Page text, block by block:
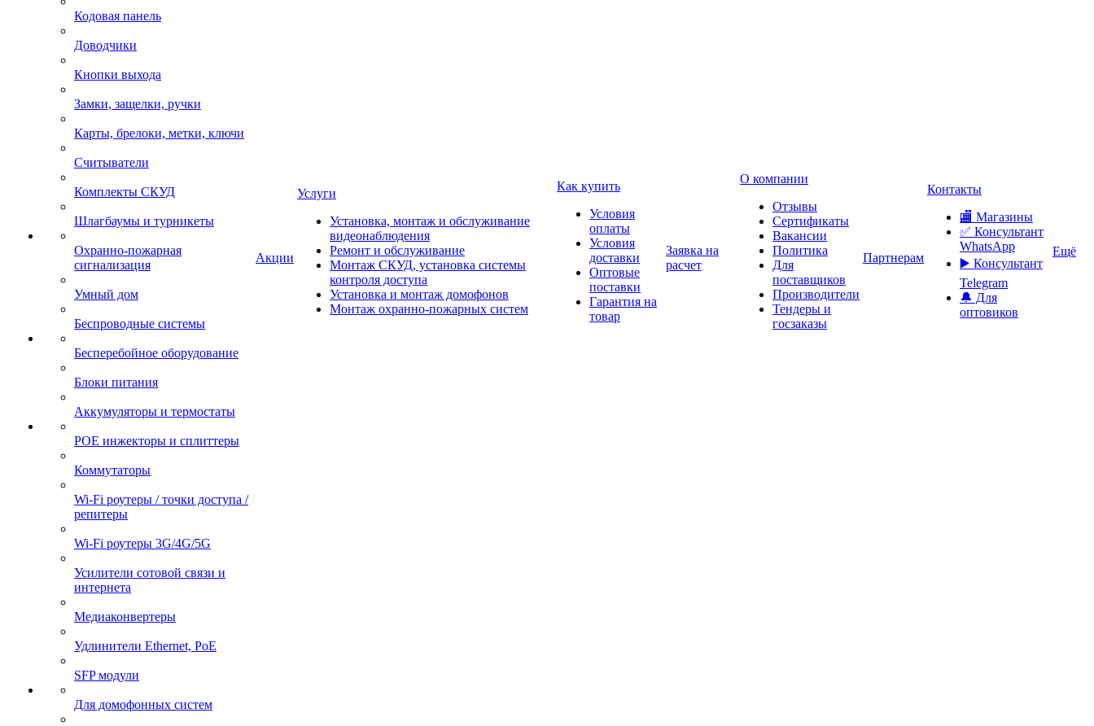
Кодовая панель
Доводчики
Кнопки выхода
Замки, защелки, ручки
Карты, брелоки, метки, ключи
Считыватели
Комплекты СКУД
Шлагбаумы и турникеты
Охранно-пожарная
сигнализация
Умный дом
Беспроводные системы
Бесперебойное оборудование
Блоки питания
Аккумуляторы и термостаты
POE инжекторы и сплиттеры
Коммутаторы
Wi-Fi роутеры / точки доступа /
репитеры
Wi-Fi роутеры 3G/4G/5G
Усилители сотовой связи и
интернета
Медиаконвертеры
Удлинители Ethernet, PoE
SFP модули
Для домофонных систем
Акции
Услуги
Установка, монтаж и обслуживание
видеонаблюдения
Ремонт и обслуживание
Монтаж СКУД, установка системы
контроля доступа
Установка и монтаж домофонов
Монтаж охранно-пожарных систем
Как купить
Условия
оплаты
Условия
доставки
Оптовые
поставки
Гарантия на
товар
Заявка на
расчет
О компании
Отзывы
Сертификаты
Вакансии
Политика
Для
поставщиков
Производители
Тендеры и
госзаказы
Партнерам
Контакты
🏬 Магазины
✅️ Консультант
WhatsApp
▶️ Консультант
Telegram
🔔 Для
оптовиков
Ещё